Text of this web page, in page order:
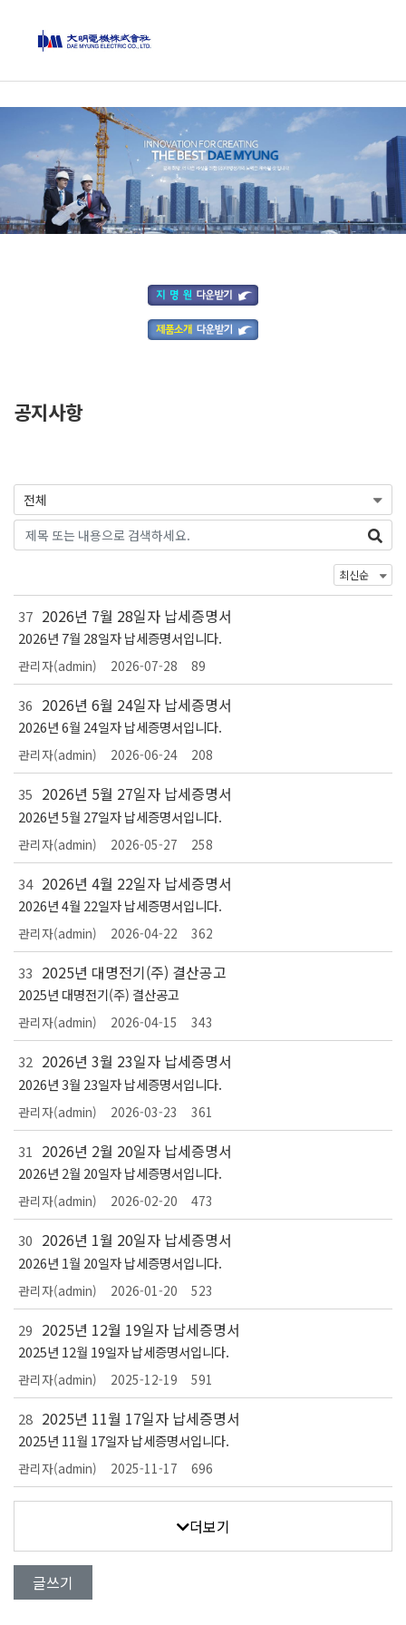
공지사항
37 2026년 7월 28일자 납세증명서
2026년 7월 28일자 납세증명서입니다.
관리자(admin) 2026-07-28 89
36 2026년 6월 24일자 납세증명서
2026년 6월 24일자 납세증명서입니다.
관리자(admin) 2026-06-24 208
35 2026년 5월 27일자 납세증명서
2026년 5월 27일자 납세증명서입니다.
관리자(admin) 2026-05-27 258
34 2026년 4월 22일자 납세증명서
2026년 4월 22일자 납세증명서입니다.
관리자(admin) 2026-04-22 362
33 2025년 대명전기(주) 결산공고
2025년 대명전기(주) 결산공고
관리자(admin) 2026-04-15 343
32 2026년 3월 23일자 납세증명서
2026년 3월 23일자 납세증명서입니다.
관리자(admin) 2026-03-23 361
31 2026년 2월 20일자 납세증명서
2026년 2월 20일자 납세증명서입니다.
관리자(admin) 2026-02-20 473
30 2026년 1월 20일자 납세증명서
2026년 1월 20일자 납세증명서입니다.
관리자(admin) 2026-01-20 523
29 2025년 12월 19일자 납세증명서
2025년 12월 19일자 납세증명서입니다.
관리자(admin) 2025-12-19 591
28 2025년 11월 17일자 납세증명서
2025년 11월 17일자 납세증명서입니다.
관리자(admin) 2025-11-17 696
더보기
글쓰기